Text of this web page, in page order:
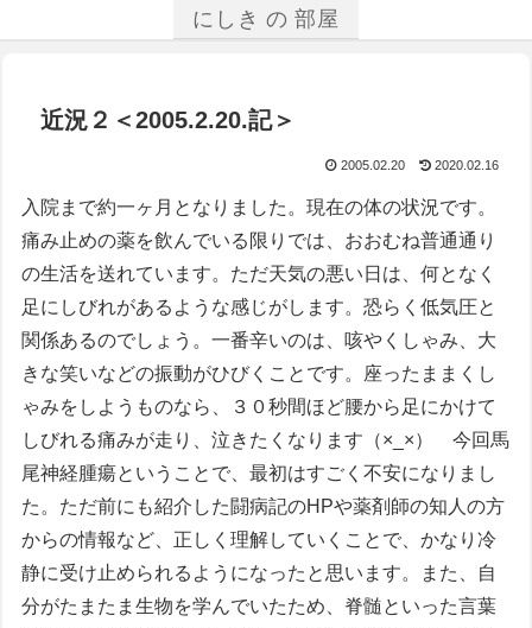
にしき の 部屋
近況２＜2005.2.20.記＞
2005.02.20 2020.02.16
入院まで約一ヶ月となりました。現在の体の状況です。
痛み止めの薬を飲んでいる限りでは、おおむね普通通り
の生活を送れています。ただ天気の悪い日は、何となく
足にしびれがあるような感じがします。恐らく低気圧と
関係あるのでしょう。一番辛いのは、咳やくしゃみ、大
きな笑いなどの振動がひびくことです。座ったままくし
ゃみをしようものなら、３０秒間ほど腰から足にかけて
しびれる痛みが走り、泣きたくなります（×_×） 今回馬
尾神経腫瘍ということで、最初はすごく不安になりまし
た。ただ前にも紹介した闘病記のHPや薬剤師の知人の方
からの情報など、正しく理解していくことで、かなり冷
静に受け止められるようになったと思います。また、自
分がたまたま生物を学んでいたため、脊髄といった言葉